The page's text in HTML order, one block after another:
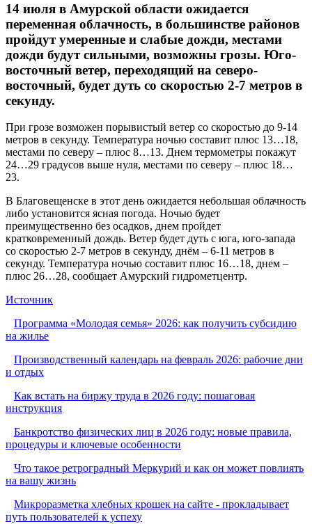
14 июля в Амурской области ожидается
переменная облачность, в большинстве районов
пройдут умеренные и слабые дожди, местами
дожди будут сильными, возможны грозы. Юго-
восточный ветер, переходящий на северо-
восточный, будет дуть со скоростью 2-7 метров в
секунду.
При грозе возможен порывистый ветер со скоростью до 9-14
метров в секунду. Температура ночью составит плюс 13…18,
местами по северу – плюс 8…13. Днем термометры покажут
24…29 градусов выше нуля, местами по северу – плюс 18…
23.
В Благовещенске в этот день ожидается небольшая облачность
либо установится ясная погода. Ночью будет
преимущественно без осадков, днем пройдет
кратковременный дождь. Ветер будет дуть с юга, юго-запада
со скоростью 2-7 метров в секунду, днём – 6-11 метров в
секунду. Температура ночью составит плюс 16…18, днем –
плюс 26…28, сообщает Амурский гидрометцентр.
Источник
Программа «Молодая семья» 2026: как получить субсидию
на жилье
Производственный календарь на февраль 2026: рабочие дни
и отдых
Как встать на биржу труда в 2026 году: пошаговая
инструкция
Банкротство физических лиц в 2026 году: новые правила,
процедуры и ключевые особенности
Что такое ретроградный Меркурий и как он может повлиять
на вашу жизнь
Микроразметка хлебных крошек на сайте - прокладывает
путь пользователей к успеху